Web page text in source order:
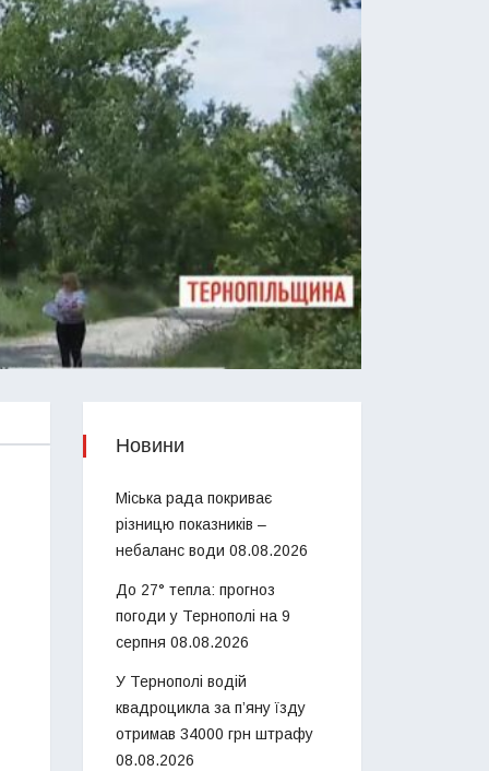
Новини
Міська рада покриває
різницю показників –
небаланс води 08.08.2026
До 27° тепла: прогноз
погоди у Тернополі на 9
серпня 08.08.2026
У Тернополі водій
квадроцикла за п’яну їзду
отримав 34000 грн штрафу
08.08.2026